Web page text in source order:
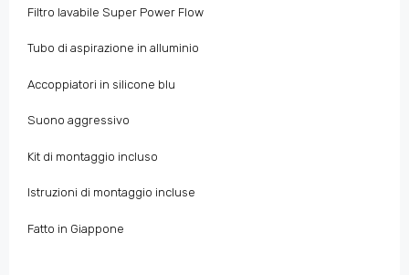
Filtro lavabile Super Power Flow
Tubo di aspirazione in alluminio
Accoppiatori in silicone blu
Suono aggressivo
Kit di montaggio incluso
Istruzioni di montaggio incluse
Fatto in Giappone